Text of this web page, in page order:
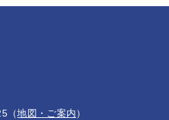
（地図・ご案内）